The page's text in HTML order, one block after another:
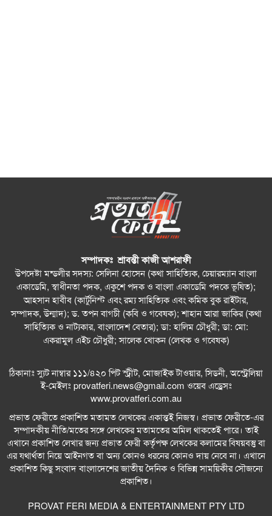
সম্পাদকঃ শ্রাবন্তী কাজী আশরাফী
উপদেষ্টা মন্ডলীর সদস্য: সেলিনা হোসেন (কথা সাহিত্যিক, চেয়ারম্যান বাংলা
একাডেমি, স্বাধীনতা পদক, একুশে পদক ও বাংলা একাডেমি পদকে ভূষিত);
আহসান হাবীব (কার্টুনিস্ট এবং রম্য সাহিত্যিক এবং কমিক বুক রাইটার,
সম্পাদক, উন্মাদ); ড. তপন বাগচী (কবি ও গবেষক); শাহান আরা জাকির (কথা
সাহিত্যিক ও নাট্যকার, বাংলাদেশ বেতার); ডা: হালিম চৌধুরী; ডা: মো:
একরামুল এইচ চৌধুরী; সালেক খোকন (লেখক ও গবেষক)
ঠিকানাঃ স্যুট নাম্বার ১১১/৪২০ পিট স্ট্রীট, মোজাইক টাওয়ার, সিডনী, অস্ট্রেলিয়া
ই-মেইলঃprovatferi.news@gmail.com ওয়েব এড্রেসঃ
www.provatferi.com.au
প্রভাত ফেরীতে প্রকাশিত মতামত লেখকের একান্তই নিজস্ব। প্রভাত ফেরীতে-এর
সম্পাদকীয় নীতি/মতের সঙ্গে লেখকের মতামতের অমিল থাকতেই পারে। তাই
এখানে প্রকাশিত লেখার জন্য প্রভাত ফেরী কর্তৃপক্ষ লেখকের কলামের বিষয়বস্তু বা
এর যথার্থতা নিয়ে আইনগত বা অন্য কোনও ধরনের কোনও দায় নেবে না। এখানে
প্রকাশিত কিছু সংবাদ বাংলাদেশের জাতীয় দৈনিক ও বিভিন্ন সাময়িকীর সৌজন্যে
প্রকাশিত।
PROVAT FERI MEDIA & ENTERTAINMENT PTY LTD